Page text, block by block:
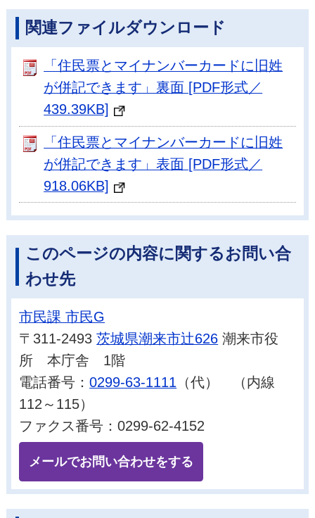
関連ファイルダウンロード
「住民票とマイナンバーカードに旧姓
が併記できます」裏面 [PDF形式／
439.39KB]
「住民票とマイナンバーカードに旧姓
が併記できます」表面 [PDF形式／
918.06KB]
このページの内容に関するお問い合
わせ先
市民課 市民G
〒311-2493茨城県潮来市辻626 潮来市役
所 本庁舎 1階
電話番号：0299-63-1111 （代） （内線
112～115）
ファクス番号：0299-62-4152
メールでお問い合わせをする